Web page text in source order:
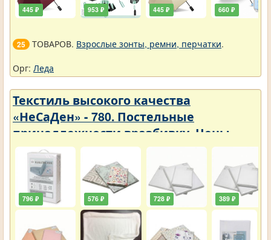
445 ₽ 953 ₽ 445 ₽ 660 ₽
25 ТОВАРОВ. Взрослые зонты, ремни, перчатки.
Орг: Леда
Текстиль высокого качества
«НеСаДен» - 780. Постельные
принадлежности вразбивку. Цены
упали
796 ₽ 576 ₽ 728 ₽ 389 ₽